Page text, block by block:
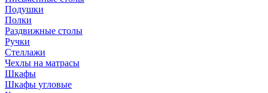
Подушки
Полки
Раздвижные столы
Ручки
Стеллажи
Чехлы на матрасы
Шкафы
Шкафы угловые